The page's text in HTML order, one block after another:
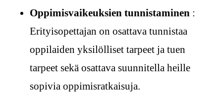
Oppimisvaikeuksien tunnistaminen :
Erityisopettajan on osattava tunnistaa
oppilaiden yksilölliset tarpeet ja tuen
tarpeet sekä osattava suunnitella heille
sopivia oppimisratkaisuja.